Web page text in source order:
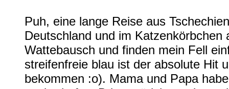
Puh, eine lange Reise aus
Deutschland und im
Wattebausch und finden mein Fell
streifenfreie blau ist der absolute Hit
bekommen :o). Mama und Papa